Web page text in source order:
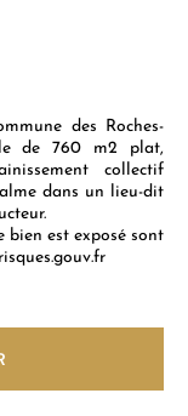
des Roches-
de 760 m2 plat,
collectif
dans un lieu-dit
bien est exposé sont